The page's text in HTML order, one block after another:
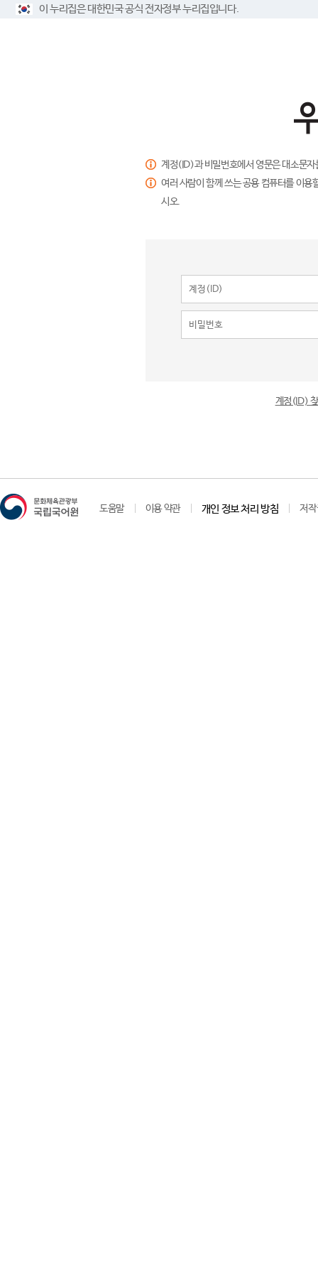
이 누리집은 대한민국 공식 전자정부 누리집입니다.
계정(ID)과 비밀번호에서 영문은 대소문
여러 사람이 함께 쓰는 공용 컴퓨터를 이
시오.
계정(ID)
도움말 이용 약관 개인 정보 처리 방침 저